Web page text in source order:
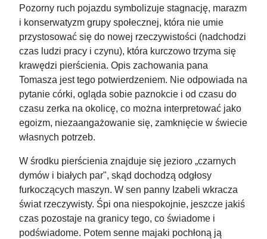
Pozorny ruch pojazdu symbolizuje stagnację, marazm
i konserwatyzm grupy społecznej, która nie umie
przystosować się do nowej rzeczywistości (nadchodzi
czas ludzi pracy i czynu), która kurczowo trzyma się
krawędzi pierścienia. Opis zachowania pana
Tomasza jest tego potwierdzeniem. Nie odpowiada na
pytanie córki, ogląda sobie paznokcie i od czasu do
czasu zerka na okolicę, co można interpretować jako
egoizm, niezaangażowanie się, zamknięcie w świecie
własnych potrzeb.
W środku pierścienia znajduje się jezioro „czarnych
dymów i białych par", skąd dochodzą odgłosy
furkoczących maszyn. W sen panny Izabeli wkracza
świat rzeczywisty. Śpi ona niespokojnie, jeszcze jakiś
czas pozostaje na granicy tego, co świadome i
podświadome. Potem senne majaki pochłoną ją